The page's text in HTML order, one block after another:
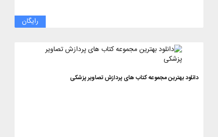
رایگان
دانلود بهترین مجموعه کتاب های پردازش تصاویر پزشکی